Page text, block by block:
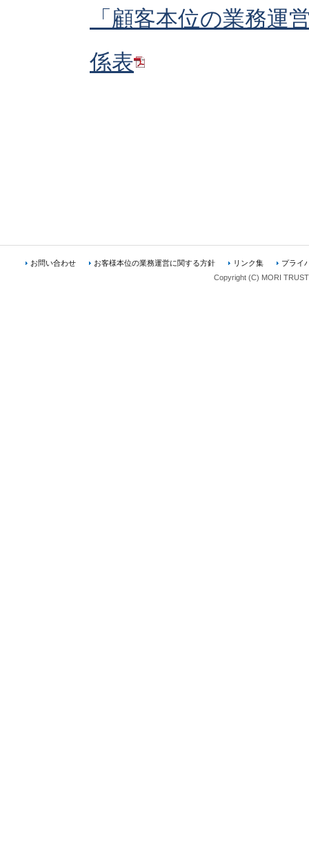
「顧客本位の業務運
係表
お問い合わせ お客様本位の業務運営に関する方針 リンク集
プライ
Copyright (C) MORI